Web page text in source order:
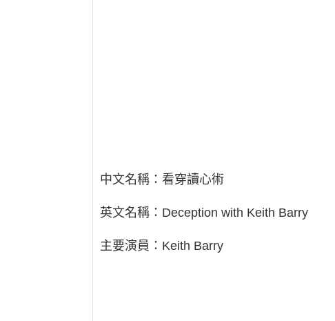
中文名稱：看穿讀心術
英文名稱：Deception with Keith Barry
主要演員：Keith Barry